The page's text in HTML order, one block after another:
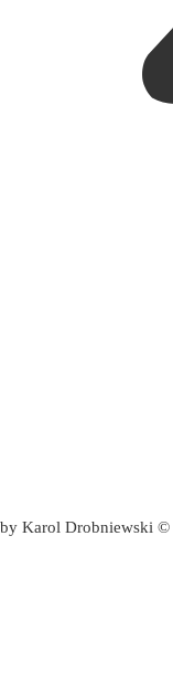
by Karol Drobniewski ©